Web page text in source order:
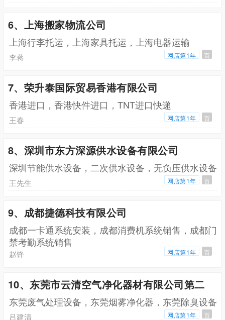
6、上海搬家物流公司
上海行李托运，上海家具托运，上海电器运输
李蒋 网店第1年 百
7、荣升泰国际贸易香港有限公司
香港进口，香港快件进口，TNT进口快递
王春 网店第1年 百
8、深圳市东方深源供水设备有限公司
深圳节能供水设备，二次供水设备，无负压供水设备
王先生 网店第1年 百
9、成都捷德科技有限公司
成都一卡通系统安装，成都消费机系统销售，成都门
禁考勤系统销售
赵锋 网店第1年 百
10、东莞市云清空气净化器材有限公司第二
东莞废气处理设备，东莞烟雾净化器，东莞除臭设备
吕建清 网店第1年 百